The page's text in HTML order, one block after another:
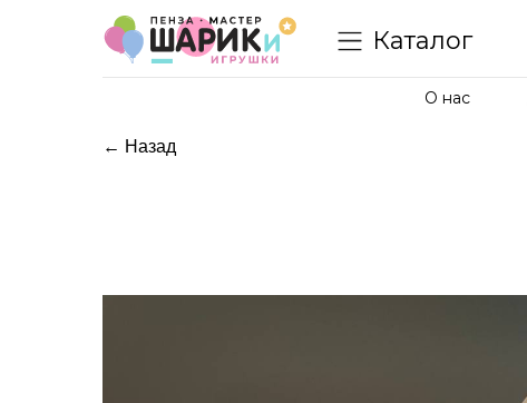
Каталог
О нас
← Назад